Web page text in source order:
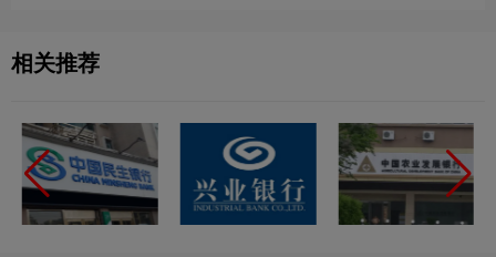
相关推荐